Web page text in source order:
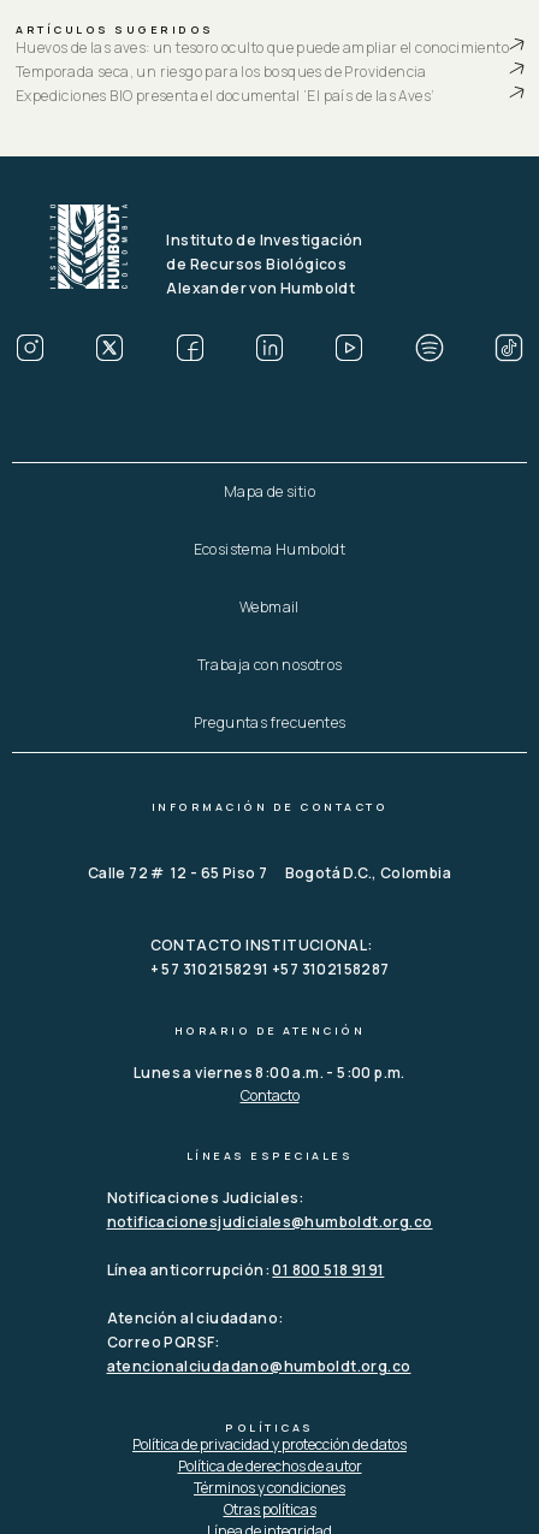
ARTÍCULOS SUGERIDOS
Huevos de las aves: un tesoro oculto que puede ampliar el conocimiento
Temporada seca, un riesgo para los bosques de Providencia
Expediciones BIO presenta el documental ‘El país de las Aves’
Instituto de Investigación
de Recursos Biológicos
Alexander von Humboldt
Mapa de sitio
Ecosistema Humboldt
Webmail
Trabaja con nosotros
Preguntas frecuentes
INFORMACIÓN DE CONTACTO
Calle 72 # 12 - 65 Piso 7 Bogotá D.C., Colombia
CONTACTO INSTITUCIONAL:
+ 57 3102158291 +57 3102158287
HORARIO DE ATENCIÓN
Lunes a viernes 8:00 a.m. - 5:00 p.m.
Contacto
LÍNEAS ESPECIALES
Notificaciones Judiciales:
notificacionesjudiciales@humboldt.org.co
Línea anticorrupción:01 800 518 9191
Atención al ciudadano:
Correo PQRSF:
atencionalciudadano@humboldt.org.co
POLÍTICAS
Política de privacidad y protección de datos
Política de derechos de autor
Términos y condiciones
Otras políticas